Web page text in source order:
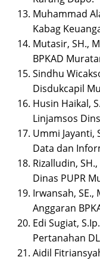
Muhammad
Kabag
Mutasir, SH.,
BPKAD
Sindhu
Disdukcapil
Husin Haikal,
Linjamsos
Ummi Jayanti,
Data dan
Rizalludin,
Dinas PUPR
Irwansah, SE.,
Anggaran
Edi Sugiat,
Pertanahan
Aidil